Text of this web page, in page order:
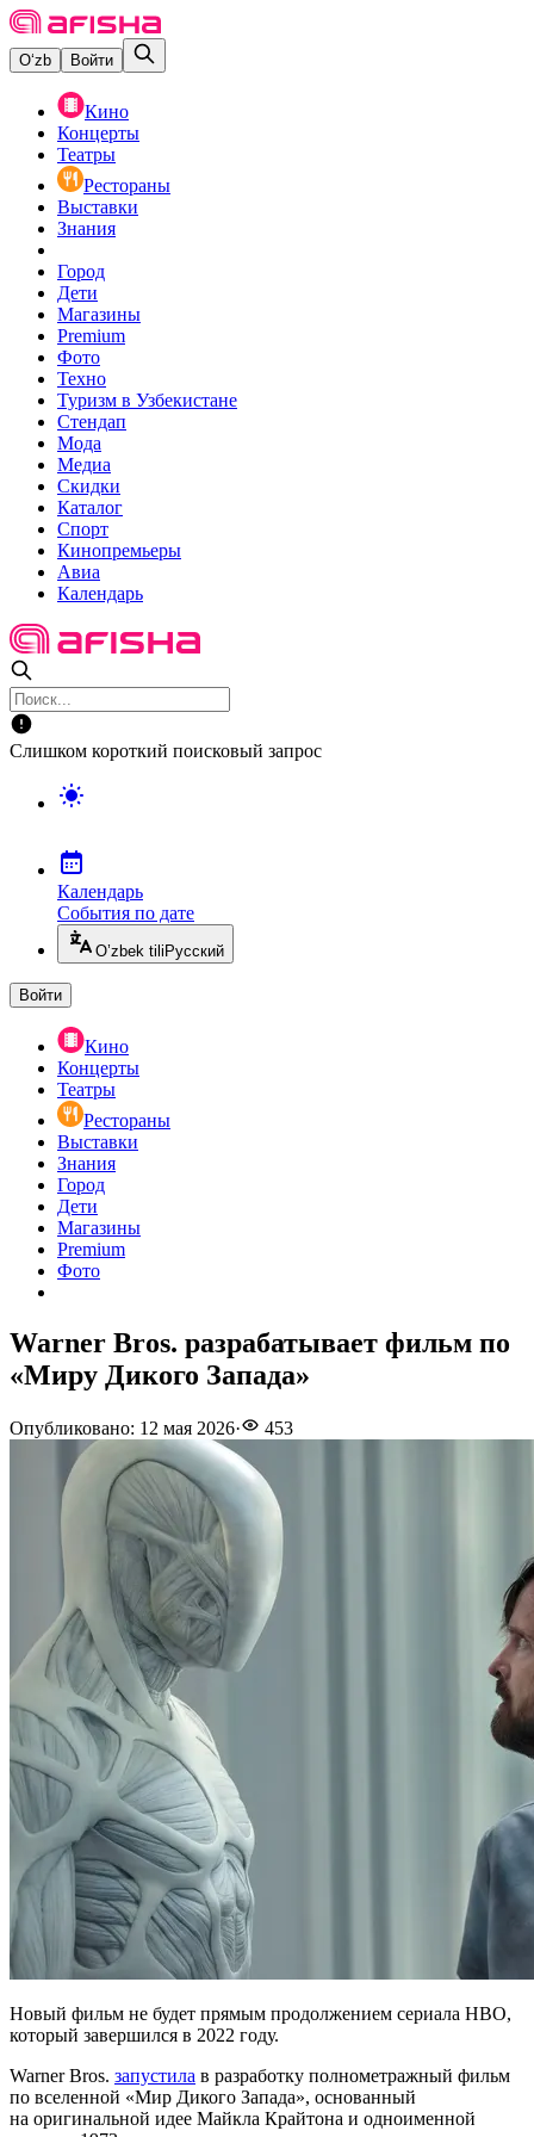
O‘zb Войти
Кино
Концерты
Театры
Рестораны
Выставки
Знания
Город
Дети
Магазины
Premium
Фото
Техно
Туризм в Узбекистане
Стендап
Мода
Медиа
Скидки
Каталог
Спорт
Кинопремьеры
Авиа
Календарь
Слишком короткий поисковый запрос
Календарь
События по дате
O’zbek tili Русский
Войти
Кино
Концерты
Театры
Рестораны
Выставки
Знания
Город
Дети
Магазины
Premium
Фото
Warner Bros. разрабатывает фильм по
«Миру Дикого Запада»
Опубликовано: 12 мая 2026· 453
Новый фильм не будет прямым продолжением сериала HBO,
который завершился в 2022 году.
Warner Bros. запустила в разработку полнометражный фильм
по вселенной «Мир Дикого Запада», основанный
на оригинальной идее Майкла Крайтона и одноименной